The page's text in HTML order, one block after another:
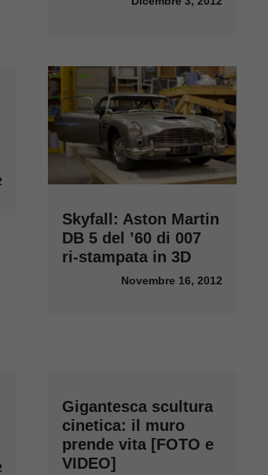
Skyfall: Aston Martin
DB 5 del ’60 di 007
ri-stampata in 3D
Novembre 16, 2012
Gigantesca scultura
cinetica: il muro
prende vita [FOTO e
VIDEO]